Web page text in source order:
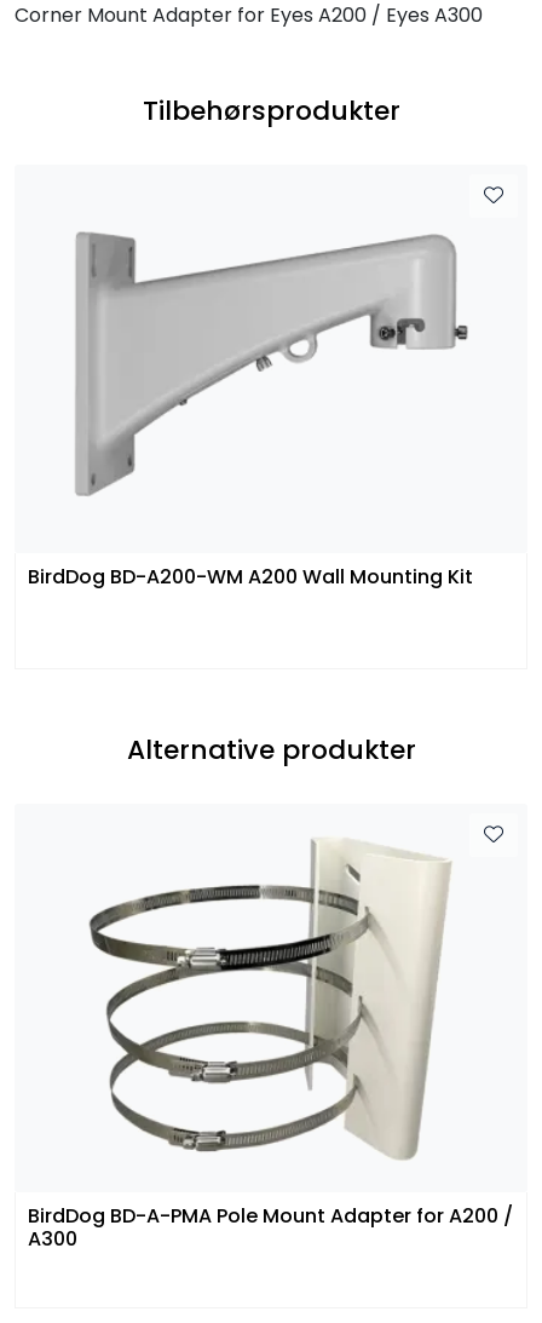
Corner Mount Adapter for Eyes A200 / Eyes A300
Tilbehørsprodukter
BirdDog BD-A200-WM A200 Wall Mounting Kit
Alternative produkter
BirdDog BD-A-PMA Pole Mount Adapter for A200 /
A300